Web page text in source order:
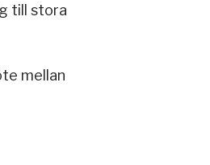
till stora
mellan